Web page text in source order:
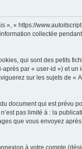
», « https://
collectée
qui sont des petits
par « user-id ») et un
sur les sujets de «
document qui est prévu
pas limité à : la
que vous envoyez
à votre compte